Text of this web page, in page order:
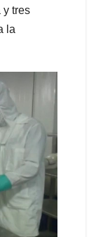
y tres
la